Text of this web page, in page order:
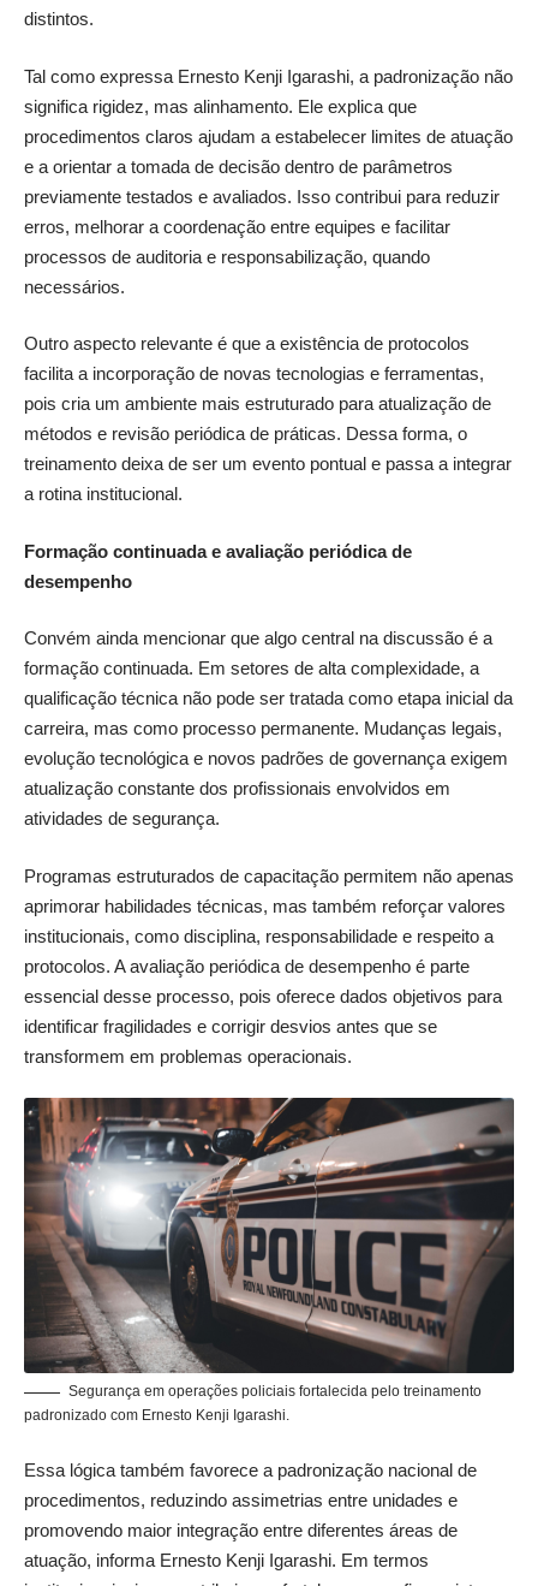
distintos.
Tal como expressa Ernesto Kenji Igarashi, a padronização não
significa rigidez, mas alinhamento. Ele explica que
procedimentos claros ajudam a estabelecer limites de atuação
e a orientar a tomada de decisão dentro de parâmetros
previamente testados e avaliados. Isso contribui para reduzir
erros, melhorar a coordenação entre equipes e facilitar
processos de auditoria e responsabilização, quando
necessários.
Outro aspecto relevante é que a existência de protocolos
facilita a incorporação de novas tecnologias e ferramentas,
pois cria um ambiente mais estruturado para atualização de
métodos e revisão periódica de práticas. Dessa forma, o
treinamento deixa de ser um evento pontual e passa a integrar
a rotina institucional.
Formação continuada e avaliação periódica de
desempenho
Convém ainda mencionar que algo central na discussão é a
formação continuada. Em setores de alta complexidade, a
qualificação técnica não pode ser tratada como etapa inicial da
carreira, mas como processo permanente. Mudanças legais,
evolução tecnológica e novos padrões de governança exigem
atualização constante dos profissionais envolvidos em
atividades de segurança.
Programas estruturados de capacitação permitem não apenas
aprimorar habilidades técnicas, mas também reforçar valores
institucionais, como disciplina, responsabilidade e respeito a
protocolos. A avaliação periódica de desempenho é parte
essencial desse processo, pois oferece dados objetivos para
identificar fragilidades e corrigir desvios antes que se
transformem em problemas operacionais.
Segurança em operações policiais fortalecida pelo treinamento
padronizado com Ernesto Kenji Igarashi.
Essa lógica também favorece a padronização nacional de
procedimentos, reduzindo assimetrias entre unidades e
promovendo maior integração entre diferentes áreas de
atuação, informa Ernesto Kenji Igarashi. Em termos